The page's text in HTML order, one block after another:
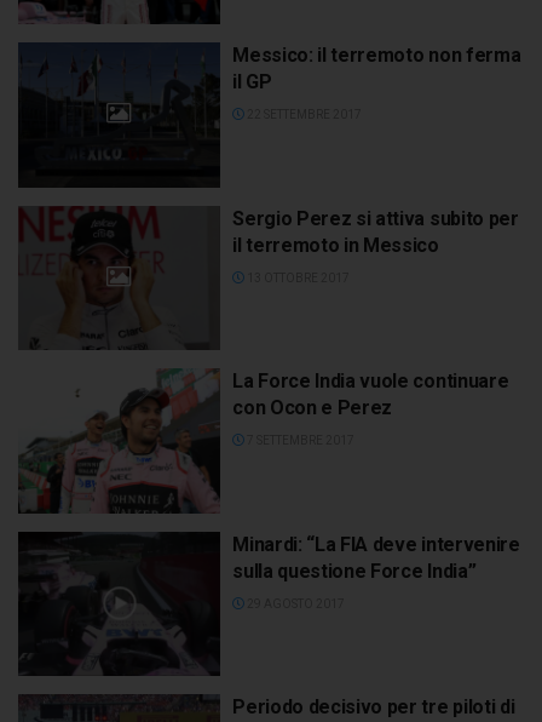
Messico: il terremoto non ferma
il GP
Sergio Perez si attiva subito per
il terremoto in Messico
La Force India vuole continuare
con Ocon e Perez
Minardi: “La FIA deve intervenire
sulla questione Force India”
Periodo decisivo per tre piloti di